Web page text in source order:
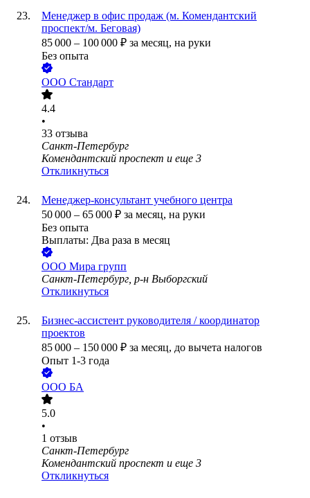
Менеджер в офис продаж (м. Комендантский
проспект/м. Беговая)
85 000 – 100 000 ₽ за месяц, на руки
Без опыта
ООО Стандарт
4.4
•
33 отзыва
Санкт-Петербург
Комендантский проспект и еще 3
Откликнуться
Менеджер-консультант учебного центра
50 000 – 65 000 ₽ за месяц, на руки
Без опыта
Выплаты: Два раза в месяц
ООО Мира групп
Санкт-Петербург, р-н Выборгский
Откликнуться
Бизнес-ассистент руководителя / координатор
проектов
85 000 – 150 000 ₽ за месяц, до вычета налогов
Опыт 1-3 года
ООО БА
5.0
•
1 отзыв
Санкт-Петербург
Комендантский проспект и еще 3
Откликнуться